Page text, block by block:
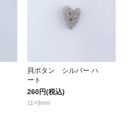
貝ボタン シルバー ハ
ート
260円(税込)
11×9mm